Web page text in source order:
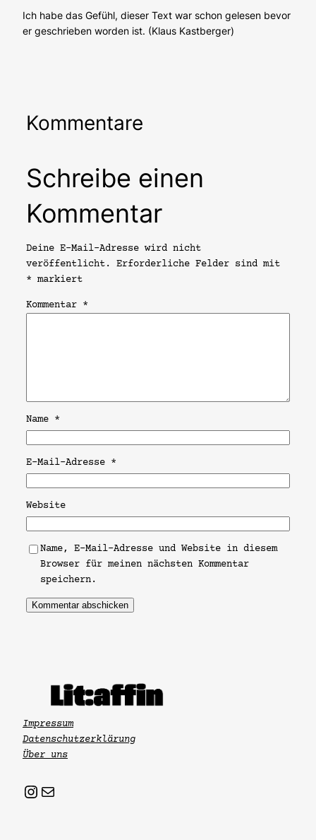
Ich habe das Gefühl, dieser Text war schon gelesen bevor
er geschrieben worden ist. (Klaus Kastberger)
Kommentare
Schreibe einen
Kommentar
Deine E-Mail-Adresse wird nicht
veröffentlicht.
Erforderliche Felder sind mit
* markiert
Kommentar *
Name *
E-Mail-Adresse *
Website
Name, E-Mail-Adresse und Website in diesem
Browser für meinen nächsten Kommentar
speichern.
Impressum
Datenschutzerklärung
Über uns
Instagram
Mail